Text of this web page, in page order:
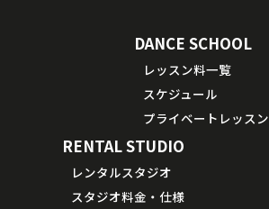
DANCE SCHOOL
レッスン料一覧
スケジュール
プライベートレッスン
RENTAL STUDIO
レンタルスタジオ
スタジオ料金・仕様